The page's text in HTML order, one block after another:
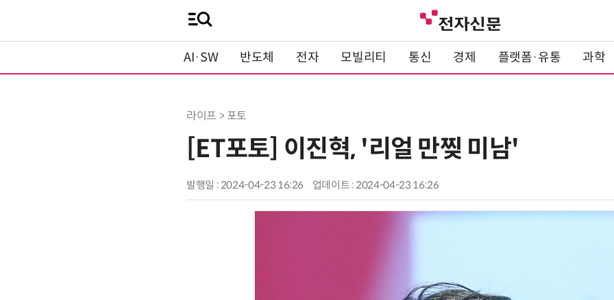
AI·SW 반도체 전자 모빌리티 통신 경제 플랫폼·유통 과학
라이프 > 포토
[ET포토] 이진혁, '리얼 만찢 미남'
발행일 : 2024-04-23 16:26 업데이트 : 2024-04-23 16:26